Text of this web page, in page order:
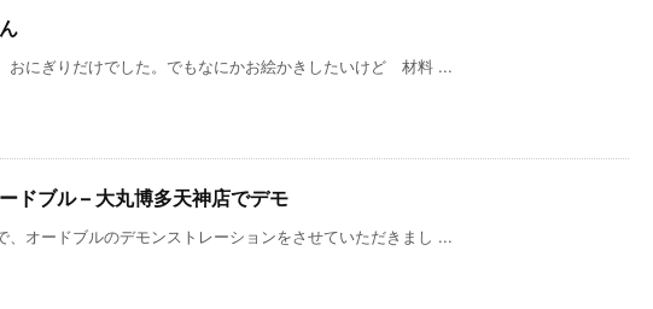
にぎりだけでした。でもなにかお絵かきしたいけど 材料 ...
ドブル – 大丸博多天神店でデモ
、オードブルのデモンストレーションをさせていただきまし ...